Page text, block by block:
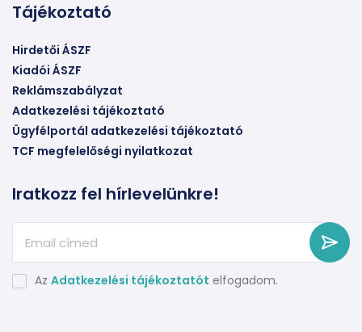
Tájékoztató
Hirdetői ÁSZF
Kiadói ÁSZF
Reklámszabályzat
Adatkezelési tájékoztató
Ügyfélportál adatkezelési tájékoztató
TCF megfelelőségi nyilatkozat
Iratkozz fel hírlevelünkre!
Az Adatkezelési tájékoztatót elfogadom.